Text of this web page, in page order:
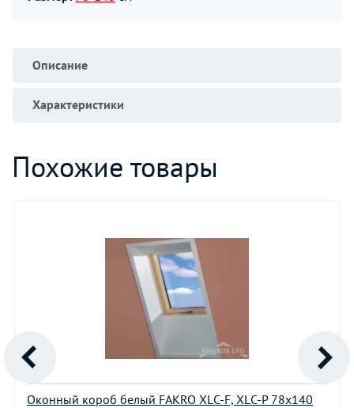
Описание
Характеристики
Похожие товары
Оконный короб белый FAKRO XLС-F, XLС-P 78х140